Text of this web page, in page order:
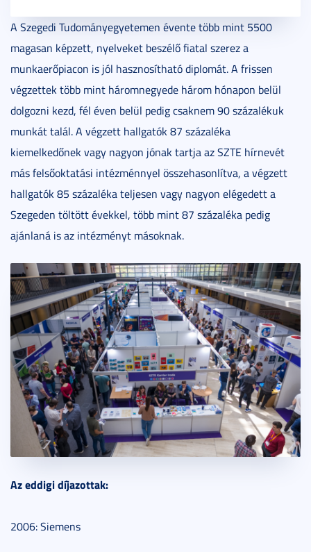
A Szegedi Tudományegyetemen évente több mint 5500
magasan képzett, nyelveket beszélő fiatal szerez a
munkaerőpiacon is jól hasznosítható diplomát. A frissen
végzettek több mint háromnegyede három hónapon belül
dolgozni kezd, fél éven belül pedig csaknem 90 százalékuk
munkát talál. A végzett hallgatók 87 százaléka
kiemelkedőnek vagy nagyon jónak tartja az SZTE hírnevét
más felsőoktatási intézménnyel összehasonlítva, a végzett
hallgatók 85 százaléka teljesen vagy nagyon elégedett a
Szegeden töltött évekkel, több mint 87 százaléka pedig
ajánlaná is az intézményt másoknak.
Az eddigi díjazottak:
2006: Siemens